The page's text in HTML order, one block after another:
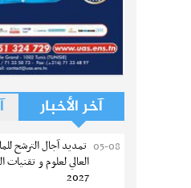
آخر الأخبار
05-08 تمديد آجال الترشح
2027